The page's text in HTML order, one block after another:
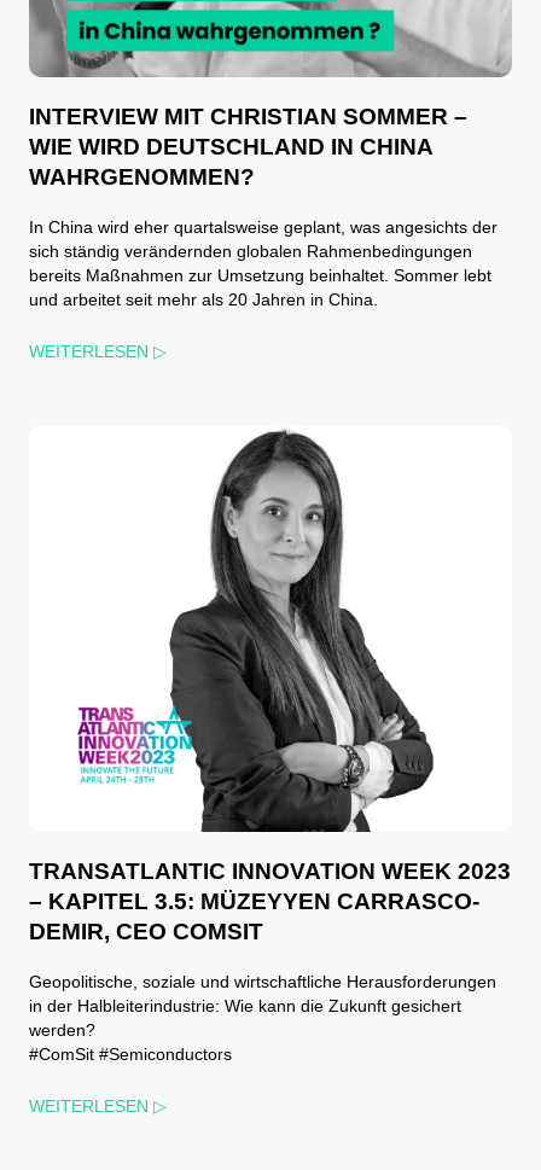
INTERVIEW MIT CHRISTIAN SOMMER –
WIE WIRD DEUTSCHLAND IN CHINA
WAHRGENOMMEN?
In China wird eher quartalsweise geplant, was angesichts der
sich ständig verändernden globalen Rahmenbedingungen
bereits Maßnahmen zur Umsetzung beinhaltet. Sommer lebt
und arbeitet seit mehr als 20 Jahren in China.
WEITERLESEN ▷
TRANSATLANTIC INNOVATION WEEK 2023
– KAPITEL 3.5: MÜZEYYEN CARRASCO-
DEMIR, CEO COMSIT
Geopolitische, soziale und wirtschaftliche Herausforderungen
in der Halbleiterindustrie: Wie kann die Zukunft gesichert
werden?
#ComSit #Semiconductors
WEITERLESEN ▷